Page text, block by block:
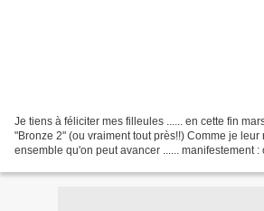
Je tiens à féliciter mes filleules ...... en cette fin
"Bronze 2" (ou vraiment tout près!!) Comme je leur
ensemble qu'on peut avancer ...... manifestement :